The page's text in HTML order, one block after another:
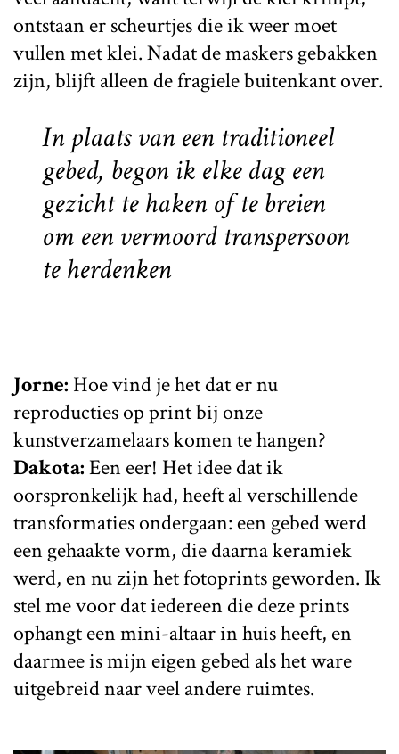
ontstaan er scheurtjes die ik weer moet
vullen met klei. Nadat de maskers gebakken
zijn, blijft alleen de fragiele buitenkant over.
In plaats van een traditioneel
gebed, begon ik elke dag een
gezicht te haken of te breien
om een vermoord transpersoon
te herdenken
Jorne: Hoe vind je het dat er nu
reproducties op print bij onze
kunstverzamelaars komen te hangen?
Dakota:Een eer! Het idee dat ik
oorspronkelijk had, heeft al verschillende
transformaties ondergaan: een gebed werd
een gehaakte vorm, die daarna keramiek
werd, en nu zijn het fotoprints geworden. Ik
stel me voor dat iedereen die deze prints
ophangt een mini-altaar in huis heeft, en
daarmee is mijn eigen gebed als het ware
uitgebreid naar veel andere ruimtes.